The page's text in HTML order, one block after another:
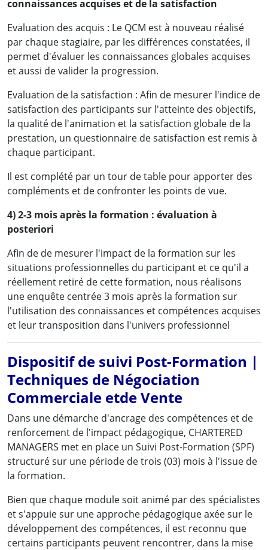
connaissances acquises et de la satisfaction
Evaluation des acquis : Le QCM est à nouveau réalisé
par chaque stagiaire, par les différences constatées, il
permet d'évaluer les connaissances globales acquises
et aussi de valider la progression.
Evaluation de la satisfaction : Afin de mesurer l'indice de
satisfaction des participants sur l'atteinte des objectifs,
la qualité de l'animation et la satisfaction globale de la
prestation, un questionnaire de satisfaction est remis à
chaque participant.
Il est complété par un tour de table pour apporter des
compléments et de confronter les points de vue.
4) 2-3 mois après la formation : évaluation à
posteriori
Afin de de mesurer l'impact de la formation sur les
situations professionnelles du participant et ce qu'il a
réellement retiré de cette formation, nous réalisons
une enquête centrée 3 mois après la formation sur
l'utilisation des connaissances et compétences acquises
et leur transposition dans l'univers professionnel
Dispositif de suivi Post-Formation |
Techniques de Négociation
Commerciale etde Vente
Dans une démarche d'ancrage des compétences et de
renforcement de l'impact pédagogique, CHARTERED
MANAGERS met en place un Suivi Post-Formation (SPF)
structuré sur une période de trois (03) mois à l'issue de
la formation.
Bien que chaque module soit animé par des spécialistes
et s'appuie sur une approche pédagogique axée sur le
développement des compétences, il est reconnu que
certains participants peuvent rencontrer, dans la mise